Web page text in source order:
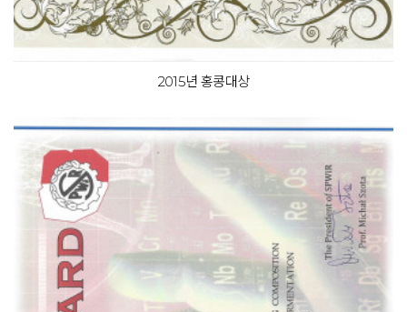
2015년 홍콩대상